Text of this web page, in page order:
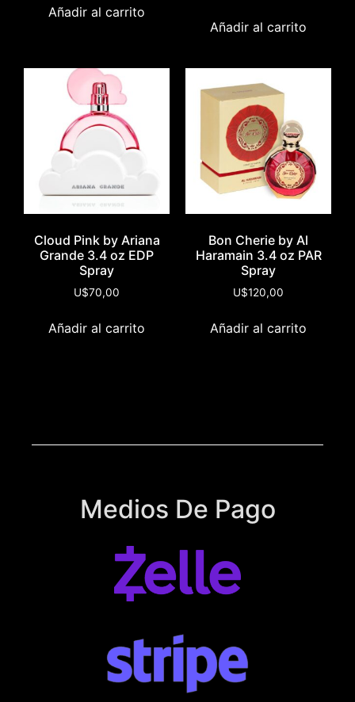
Añadir al carrito
Añadir al carrito
Cloud Pink by Ariana
Grande 3.4 oz EDP
Spray
U$70,00
Añadir al carrito
Bon Cherie by Al
Haramain 3.4 oz PAR
Spray
U$120,00
Añadir al carrito
Medios De Pago